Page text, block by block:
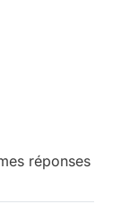
réponses